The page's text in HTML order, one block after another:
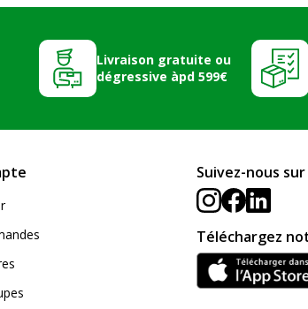
Livraison gratuite ou
dégressive àpd 599€
Suivez-nous sur
Téléchargez